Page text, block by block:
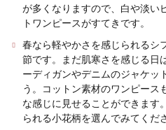
が多くなりますので、白や淡い
トワンピースがすてきです。
春なら軽やかさを感じられるシ
節です。まだ肌寒さを感じる日
ーディガンやデニムのジャケッ
う。コットン素材のワンピース
な感じに見せることができます
られる小花柄を選んでみてくだ